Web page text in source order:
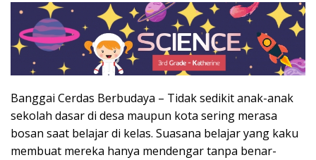
Banggai Cerdas Berbudaya – Tidak sedikit anak-anak
sekolah dasar di desa maupun kota sering merasa
bosan saat belajar di kelas. Suasana belajar yang kaku
membuat mereka hanya mendengar tanpa benar-